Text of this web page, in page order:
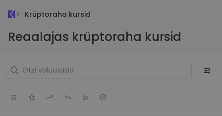
Krüptoraha kursid
Reaalajas krüptoraha kursid